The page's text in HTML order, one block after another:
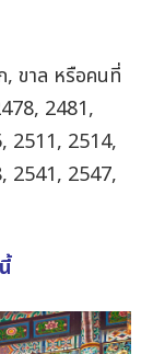
, ขาล หรือคนที่
2481,
2511, 2514,
2541, 2547,